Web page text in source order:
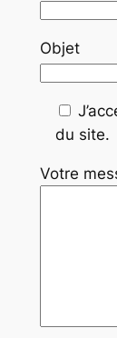
Objet
du site.
Votre